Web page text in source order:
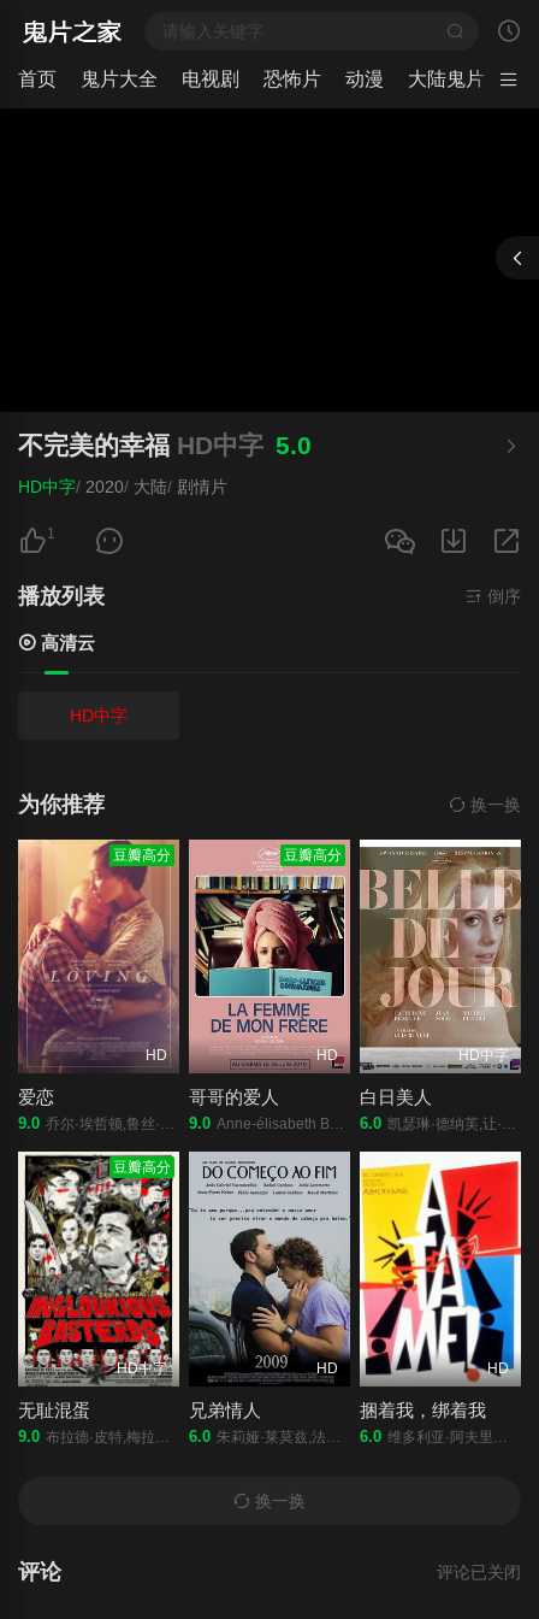
首页 鬼片大全 电视剧 恐怖片 动漫 大陆鬼片 日
不完美的幸福 HD中字 5.0
HD中字/ 2020/ 大陆/ 剧情片
1
播放列表 倒序
高清云
HD中字
为你推荐 换一换
豆瓣高分
HD
爱恋
9.0 乔尔·埃哲顿,鲁丝·内伽,迈克尔·珊农,马尔顿·索克斯,尼克·克罗尔,比尔·坎普,大卫·詹森,克里斯·格林,迈克尔·阿伯特,克里斯托弗·曼恩
豆瓣高分
HD
哥哥的爱人
9.0 Anne-élisabeth Bossé,帕特里克·伊冯,伊夫林·布洛初,塞森·加布埃,米舍利娜·伯纳德,Mani Soleymanlou,玛加丽·列平·布隆多,尼尔斯·施内德,Noah Parker,Amélie Dallaire,玛丽·布拉萨德,Paul Savoie,Maurice de Kinder,金伯利·拉费里埃,迈伦娜·麦凯,Jo?lle Paré-Beaulieu,若瑟琳·祖科,C
HD中字
白日美人
6.0 凯瑟琳·德纳芙,让·索雷尔,米歇尔·皮科利,吉内瓦维·佩吉,皮埃尔·克里蒙地,弗兰西丝·法比安,玛莎·梅赫勒,穆尼,Maria,Latour,克洛德·塞瓦尔,米歇尔·查瑞尔,Iska,Khan,贝尔纳·米松,马塞尔·沙尔韦,弗朗索瓦·麦斯特,弗朗西斯科·拉瓦尔,乔治·马沙尔,弗朗西斯·布朗什
豆瓣高分
HD中字
无耻混蛋
9.0 布拉德·皮特,梅拉尼·罗兰,克里斯托弗·瓦尔兹,伊莱·罗斯,迈克尔·法斯宾德,黛安·克鲁格,丹尼尔·布鲁赫,蒂尔·施威格,哥德昂·布克哈德,雅基·伊多,B·J·诺瓦克,奥玛·杜姆,奥古斯特·迪赫,德尼·梅诺谢,西尔维斯特·格罗特,蕾雅·赛杜
HD
兄弟情人
6.0 朱莉娅·莱莫兹,法比欧·阿孙桑,吉安·皮埃尔·诺厄尔,露易丝·卡尔多索,卢卡斯·考特林,加布里埃尔·卡乌夫曼,拉菲尔·卡多索,若昂·加布里埃尔·瓦思康赛罗斯,Mausi Martínez,Fernanda Félix,爱德华多·库蒂尼奥,Aloísio de Abreu,Diego Veiga,Bruno Dubeaux,Flávia Milioni
HD
捆着我，绑着我
6.0 维多利亚·阿夫里尔,安东尼奥·班德拉斯,洛莱斯·莱昂,玛丽亚·巴兰科,萝西·德·帕尔马,胡丽叶塔·塞拉诺,弗朗西斯科·拉瓦尔,Lola Cardona,埃米利亚诺·雷东多,l,José María Tasso,马努埃尔·班德拉,Juana Cordero,Francisca Caballero,Malena Gracia,阿古斯丁·阿莫多瓦
换一换
评论 评论已关闭